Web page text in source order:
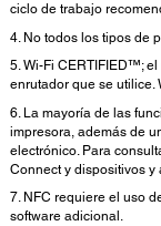
ciclo de trabajo
4. No todos los tipos de
5. Wi-Fi CERTIFIED™;
enrutador que se utilice.
6. La mayoría de las
impresora, además de
electrónico. Para
Connect y dispositivos y
7. NFC requiere el uso
software adicional.